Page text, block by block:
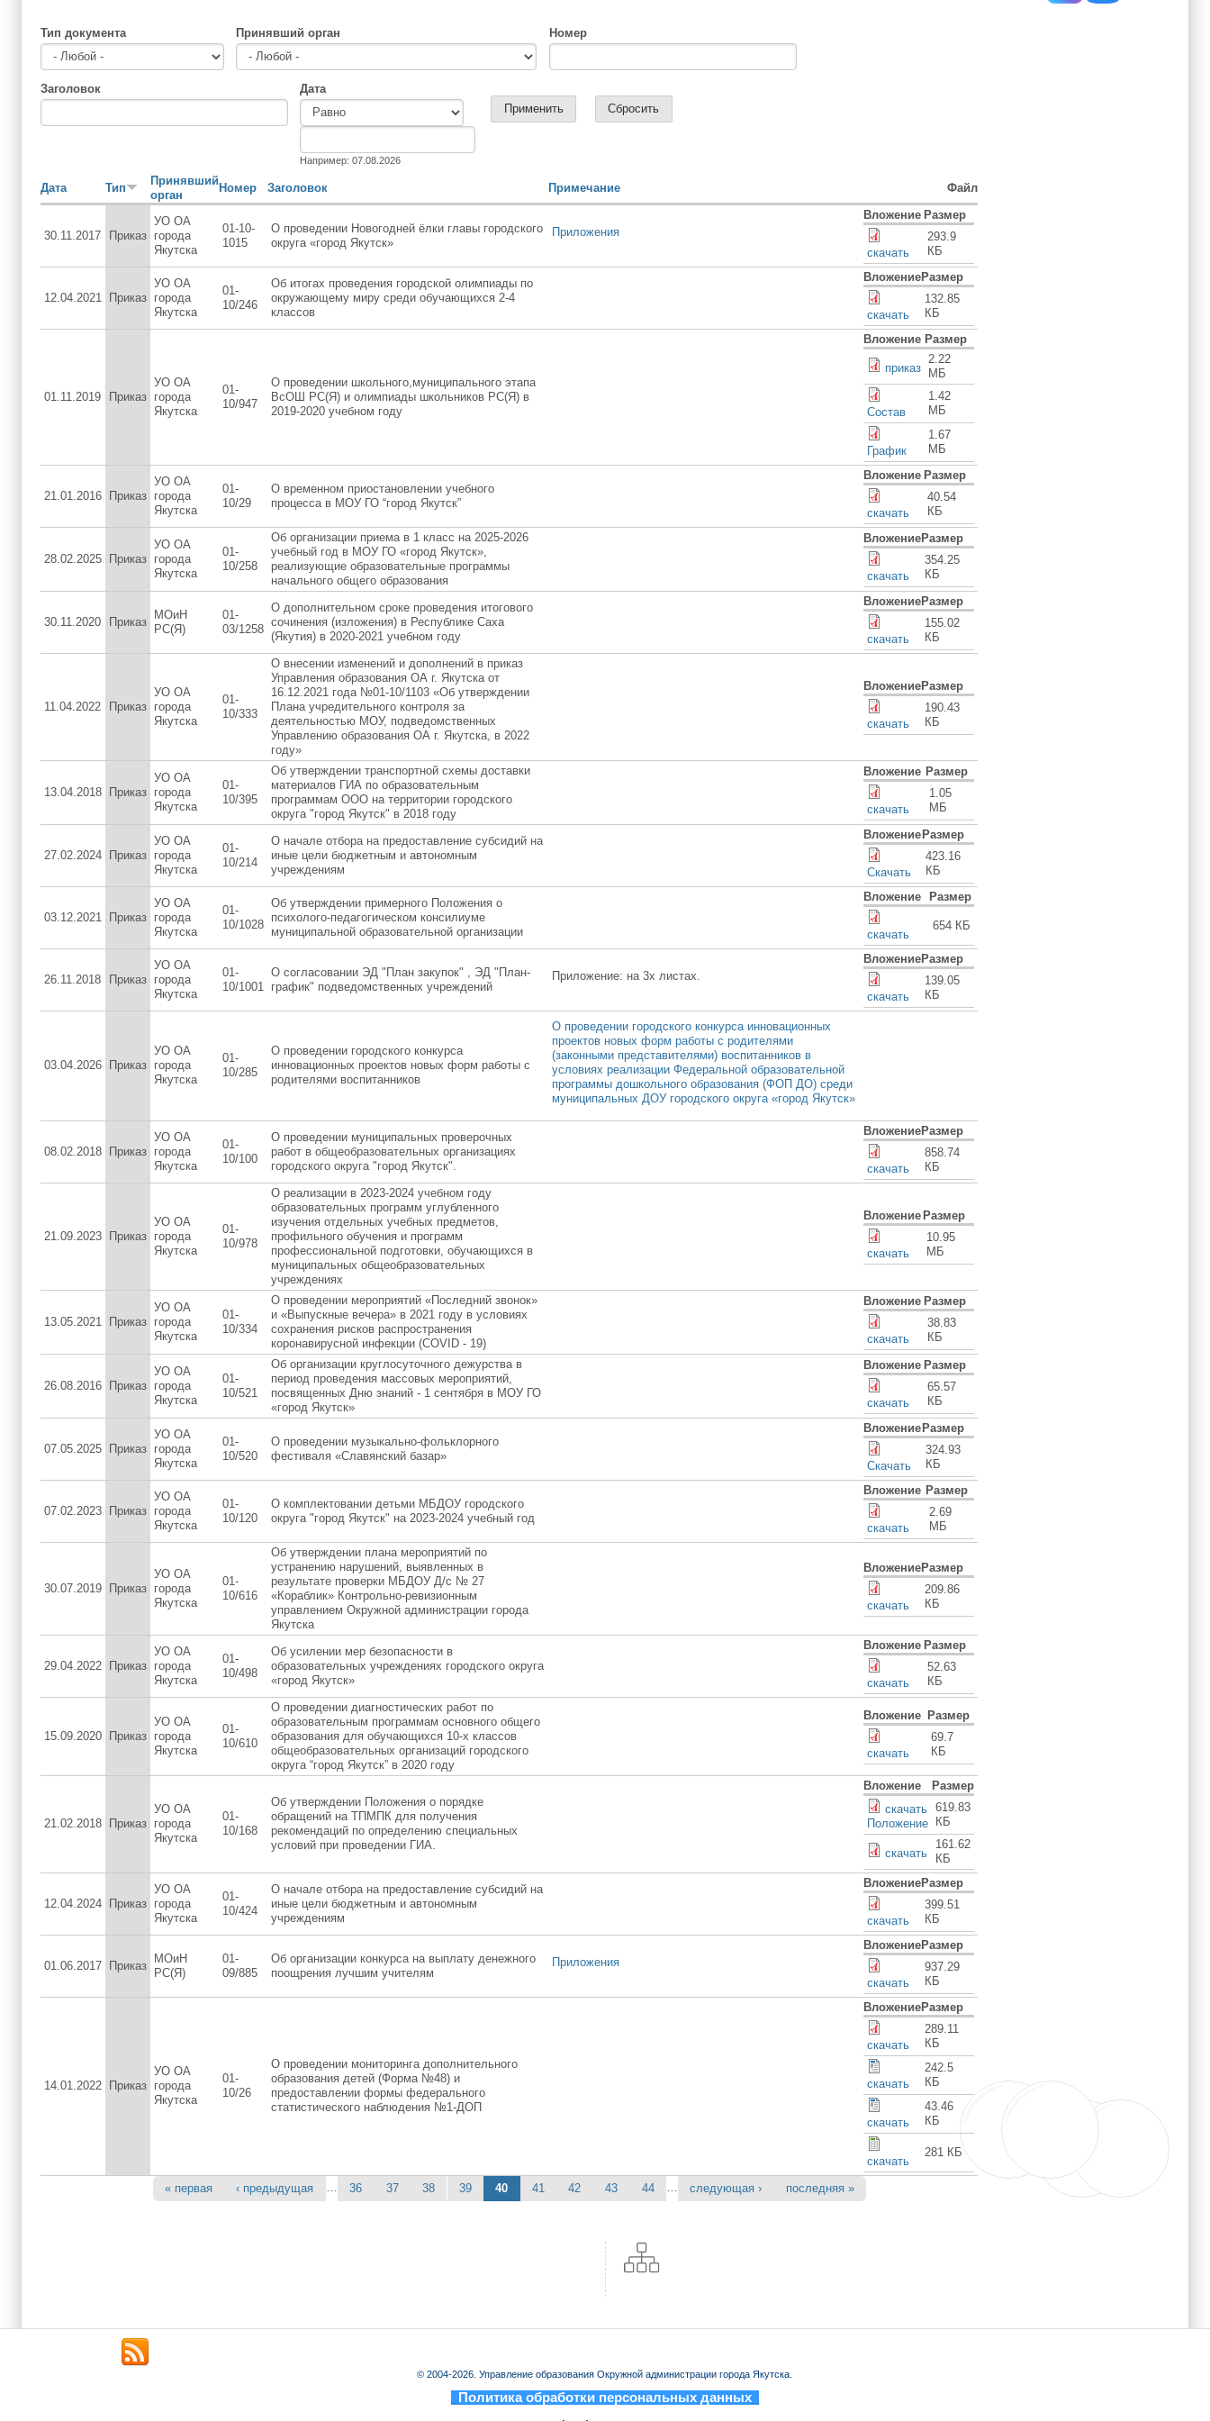
Тип документа Принявший орган Номер
Заголовок Дата
Например: 07.08.2026
Дата Тип
Принявший
орган
Номер Заголовок Примечание Файл
30.11.2017 Приказ
УО ОА
города
Якутска
01-10-
1015
О проведении Новогодней ёлки главы городского
округа «город Якутск»
Приложения
Вложение Размер
скачать
293.9
КБ
12.04.2021 Приказ
УО ОА
города
Якутска
01-
10/246
Об итогах проведения городской олимпиады по
окружающему миру среди обучающихся 2-4
классов
ВложениеРазмер
скачать
132.85
КБ
01.11.2019 Приказ
УО ОА
города
Якутска
01-
10/947
О проведении школьного,муниципального этапа
ВсОШ РС(Я) и олимпиады школьников РС(Я) в
2019-2020 учебном году
Вложение Размер
приказ
2.22
МБ
Состав
1.42
МБ
График
1.67
МБ
21.01.2016 Приказ
УО ОА
города
Якутска
01-
10/29
О временном приостановлении учебного
процесса в МОУ ГО “город Якутск”
Вложение Размер
скачать
40.54
КБ
28.02.2025 Приказ
УО ОА
города
Якутска
01-
10/258
Об организации приема в 1 класс на 2025-2026
учебный год в МОУ ГО «город Якутск»,
реализующие образовательные программы
начального общего образования
ВложениеРазмер
скачать
354.25
КБ
30.11.2020 Приказ
МОиН
РС(Я)
01-
03/1258
О дополнительном сроке проведения итогового
сочинения (изложения) в Республике Саха
(Якутия) в 2020-2021 учебном году
ВложениеРазмер
скачать
155.02
КБ
11.04.2022 Приказ
УО ОА
города
Якутска
01-
10/333
О внесении изменений и дополнений в приказ
Управления образования ОА г. Якутска от
16.12.2021 года №01-10/1103 «Об утверждении
Плана учредительного контроля за
деятельностью МОУ, подведомственных
Управлению образования ОА г. Якутска, в 2022
году»
ВложениеРазмер
скачать
190.43
КБ
13.04.2018 Приказ
УО ОА
города
Якутска
01-
10/395
Об утверждении транспортной схемы доставки
материалов ГИА по образовательным
программам ООО на территории городского
округа "город Якутск" в 2018 году
Вложение Размер
скачать
1.05
МБ
27.02.2024 Приказ
УО ОА
города
Якутска
01-
10/214
О начале отбора на предоставление субсидий на
иные цели бюджетным и автономным
учреждениям
ВложениеРазмер
Скачать
423.16
КБ
03.12.2021 Приказ
УО ОА
города
Якутска
01-
10/1028
Об утверждении примерного Положения о
психолого-педагогическом консилиуме
муниципальной образовательной организации
Вложение Размер
скачать
654 КБ
26.11.2018 Приказ
УО ОА
города
Якутска
01-
10/1001
О согласовании ЭД "План закупок" , ЭД "План-
график" подведомственных учреждений
Приложение: на 3х листах.
ВложениеРазмер
скачать
139.05
КБ
03.04.2026 Приказ
УО ОА
города
Якутска
01-
10/285
О проведении городского конкурса
инновационных проектов новых форм работы с
родителями воспитанников
О проведении городского конкурса инновационных
проектов новых форм работы с родителями
(законными представителями) воспитанников в
условиях реализации Федеральной образовательной
программы дошкольного образования (ФОП ДО) среди
муниципальных ДОУ городского округа «город Якутск»
08.02.2018 Приказ
УО ОА
города
Якутска
01-
10/100
О проведении муниципальных проверочных
работ в общеобразовательных организациях
городского округа "город Якутск".
ВложениеРазмер
скачать
858.74
КБ
21.09.2023 Приказ
УО ОА
города
Якутска
01-
10/978
О реализации в 2023-2024 учебном году
образовательных программ углубленного
изучения отдельных учебных предметов,
профильного обучения и программ
профессиональной подготовки, обучающихся в
муниципальных общеобразовательных
учреждениях
Вложение Размер
скачать
10.95
МБ
13.05.2021 Приказ
УО ОА
города
Якутска
01-
10/334
О проведении мероприятий «Последний звонок»
и «Выпускные вечера» в 2021 году в условиях
сохранения рисков распространения
коронавирусной инфекции (COVID - 19)
Вложение Размер
скачать
38.83
КБ
26.08.2016 Приказ
УО ОА
города
Якутска
01-
10/521
Об организации круглосуточного дежурства в
период проведения массовых мероприятий,
посвященных Дню знаний - 1 сентября в МОУ ГО
«город Якутск»
Вложение Размер
скачать
65.57
КБ
07.05.2025 Приказ
УО ОА
города
Якутска
01-
10/520
О проведении музыкально-фольклорного
фестиваля «Славянский базар»
ВложениеРазмер
Скачать
324.93
КБ
07.02.2023 Приказ
УО ОА
города
Якутска
01-
10/120
О комплектовании детьми МБДОУ городского
округа "город Якутск" на 2023-2024 учебный год
Вложение Размер
скачать
2.69
МБ
30.07.2019 Приказ
УО ОА
города
Якутска
01-
10/616
Об утверждении плана мероприятий по
устранению нарушений, выявленных в
результате проверки МБДОУ Д/с № 27
«Кораблик» Контрольно-ревизионным
управлением Окружной администрации города
Якутска
ВложениеРазмер
cкачать
209.86
КБ
29.04.2022 Приказ
УО ОА
города
Якутска
01-
10/498
Об усилении мер безопасности в
образовательных учреждениях городского округа
«город Якутск»
Вложение Размер
скачать
52.63
КБ
15.09.2020 Приказ
УО ОА
города
Якутска
01-
10/610
О проведении диагностических работ по
образовательным программам основного общего
образования для обучающихся 10-х классов
общеобразовательных организаций городского
округа “город Якутск” в 2020 году
Вложение Размер
скачать
69.7
КБ
21.02.2018 Приказ
УО ОА
города
Якутска
01-
10/168
Об утверждении Положения о порядке
обращений на ТПМПК для получения
рекомендаций по определению специальных
условий при проведении ГИА.
Вложение
Размер
скачать
Положение
619.83
КБ
скачать
161.62
КБ
12.04.2024 Приказ
УО ОА
города
Якутска
01-
10/424
О начале отбора на предоставление субсидий на
иные цели бюджетным и автономным
учреждениям
ВложениеРазмер
скачать
399.51
КБ
01.06.2017 Приказ
МОиН
РС(Я)
01-
09/885
Об организации конкурса на выплату денежного
поощрения лучшим учителям
Приложения
ВложениеРазмер
скачать
937.29
КБ
14.01.2022 Приказ
УО ОА
города
Якутска
01-
10/26
О проведении мониторинга дополнительного
образования детей (Форма №48) и
предоставлении формы федерального
статистического наблюдения №1-ДОП
ВложениеРазмер
скачать
289.11
КБ
скачать
242.5
КБ
скачать
43.46
КБ
скачать
281 КБ
« первая ‹ предыдущая … 36 37 38 39 40 41 42 43 44 … следующая › последняя »
© 2004-2026. Управление образования Окружной администрации города Якутска.
Политика обработки персональных данных_